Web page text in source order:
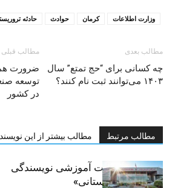
حادثه حوادث کرمان وزارت اطلاعات
مطالب قبلی
ضرورت
توسعه
در کشور
مطالب بعدی
چه کسانی برای “حج تمتع” سال
۱۴۰۳ می‌توانند ثبت نام کنند؟
مطالب مرتبط مطالب بیشتر از این
برگزاری جلسات آموزشی نویسندگی
«زندگی‌نامه داستانی»